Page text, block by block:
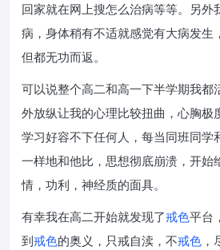
回家就在网上搜怎么治病等等。另外
病，身体稍有不适就感觉有大病发生
但都无功而返。
可以说整个高二和高一下半学期我都
外放纵让我的心理比较扭曲，心胸极
学习好容不下任何人，每当同班同学
一样地和他比，思想彻底崩溃，开始
情，功利，神经质的面具。
有幸我在高二开始就发现了戒色平台
到戒色的奥义，只戒自渎，不戒色